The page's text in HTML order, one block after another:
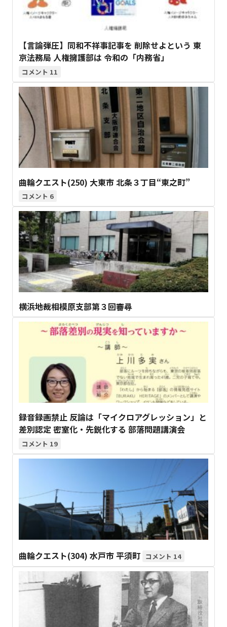
【言論弾圧】同和不祥事記事を 削除せよという 東
京法務局 人権擁護部は 令和の「内務省」
11
曲輪クエスト(250) 大東市 北条３丁目“東之町”
6
横浜地裁相模原支部第３回審尋
録音録画禁止 反論は「マイクロアグレッション」と
差別認定 密室化・先鋭化する 部落問題講演会
19
曲輪クエスト(304) 水戸市 平須町 14